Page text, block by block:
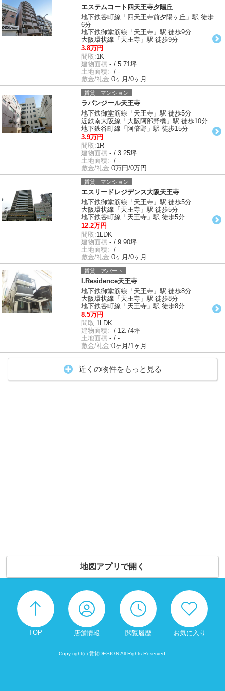
エステムコート四天王寺夕陽丘
地下鉄谷町線「四天王寺前夕陽ヶ丘」駅 徒歩
6分
地下鉄御堂筋線「天王寺」駅 徒歩9分
大阪環状線「天王寺」駅 徒歩9分
3.8万円
間取:1K
建物面積:- / 5.71坪
土地面積:- / -
敷金/礼金:0ヶ月/0ヶ月
賃貸｜マンション
ラパンジール天王寺
地下鉄御堂筋線「天王寺」駅 徒歩5分
近鉄南大阪線「大阪阿部野橋」駅 徒歩10分
地下鉄谷町線「阿倍野」駅 徒歩15分
3.9万円
間取:1R
建物面積:- / 3.25坪
土地面積:- / -
敷金/礼金:0万円/0万円
賃貸｜マンション
エスリードレジデンス大阪天王寺
地下鉄御堂筋線「天王寺」駅 徒歩5分
大阪環状線「天王寺」駅 徒歩5分
地下鉄谷町線「天王寺」駅 徒歩5分
12.2万円
間取:1LDK
建物面積:- / 9.90坪
土地面積:- / -
敷金/礼金:0ヶ月/0ヶ月
賃貸｜アパート
I.Residence天王寺
地下鉄御堂筋線「天王寺」駅 徒歩8分
大阪環状線「天王寺」駅 徒歩8分
地下鉄谷町線「天王寺」駅 徒歩8分
8.5万円
間取:1LDK
建物面積:- / 12.74坪
土地面積:- / -
敷金/礼金:0ヶ月/1ヶ月
近くの物件をもっと見る
地図アプリで開く
TOP 店舗情報 閲覧履歴 お気に入り
Copy right(c) 賃貸DESIGN All Rights Reserved.